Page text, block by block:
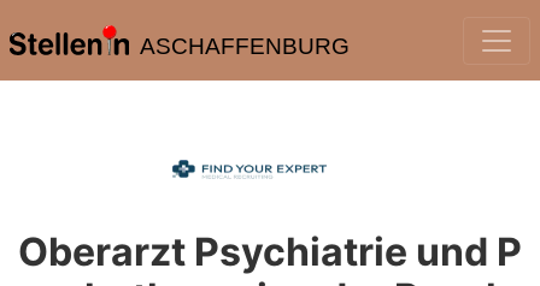
ASCHAFFENBURG
Oberarzt Psychiatrie und P